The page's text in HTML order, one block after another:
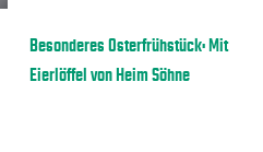
Besonderes Osterfrühstück: Mit
Eierlöffel von Heim Söhne